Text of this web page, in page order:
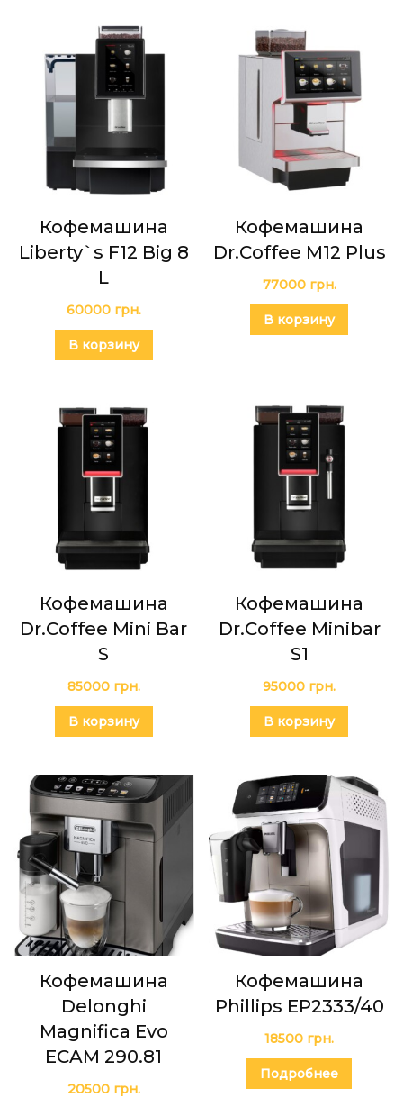
Кофемашина
Liberty`s F12 Big 8
L
60000 грн.
В корзину
Кофемашина
Dr.Coffee M12 Plus
77000 грн.
В корзину
Кофемашина
Dr.Coffee Mini Bar
S
85000 грн.
В корзину
Кофемашина
Dr.Coffee Minibar
S1
95000 грн.
В корзину
Кофемашина
Delonghi
Magnifica Evo
ECAM 290.81
20500 грн.
Кофемашина
Phillips EP2333/40
18500 грн.
Подробнее